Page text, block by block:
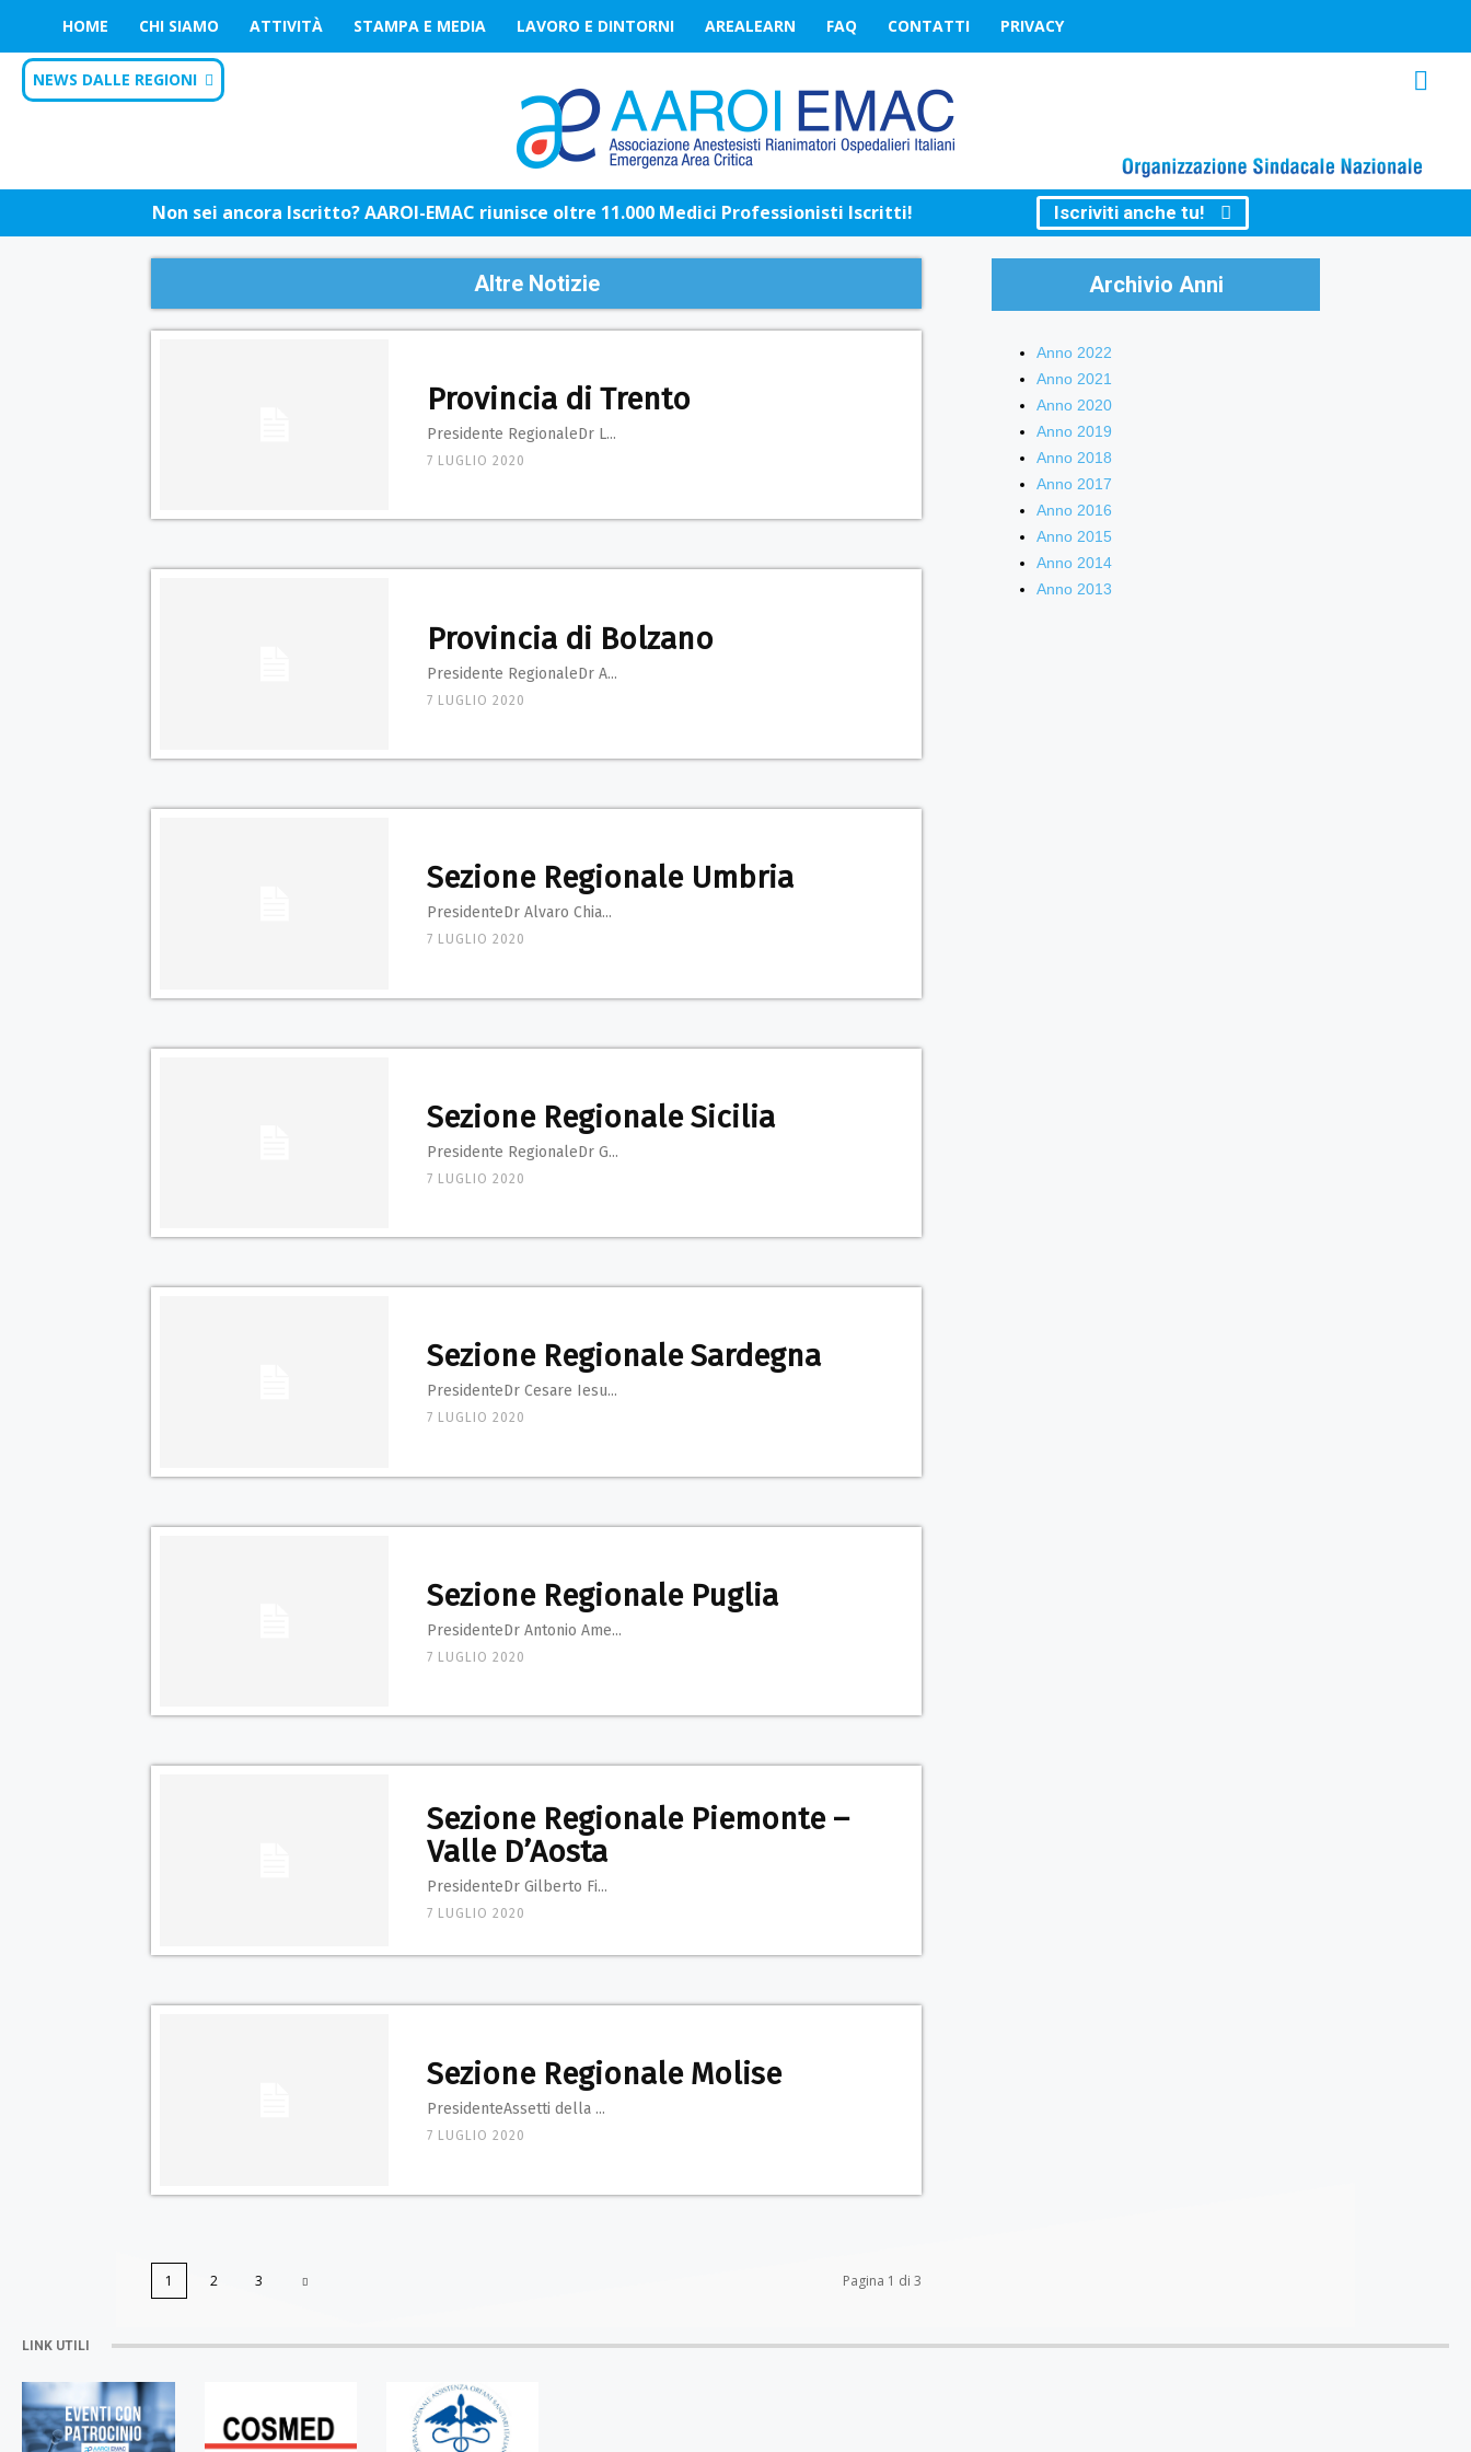
HOME CHI SIAMO ATTIVITÀ STAMPA E MEDIA LAVORO E DINTORNI AREALEARN FAQ CONTATTI PRIVACY
NEWS DALLE REGIONI
Non sei ancora Iscritto? AAROI-EMAC riunisce oltre 11.000 Medici Professionisti Iscritti! Iscriviti anche tu!
Altre Notizie
Provincia di Trento
Presidente RegionaleDr L...
7 LUGLIO 2020
Provincia di Bolzano
Presidente RegionaleDr A...
7 LUGLIO 2020
Sezione Regionale Umbria
PresidenteDr Alvaro Chia...
7 LUGLIO 2020
Sezione Regionale Sicilia
Presidente RegionaleDr G...
7 LUGLIO 2020
Sezione Regionale Sardegna
PresidenteDr Cesare Iesu...
7 LUGLIO 2020
Sezione Regionale Puglia
PresidenteDr Antonio Ame...
7 LUGLIO 2020
Sezione Regionale Piemonte –
Valle D’Aosta
PresidenteDr Gilberto Fi...
7 LUGLIO 2020
Sezione Regionale Molise
PresidenteAssetti della ...
7 LUGLIO 2020
1 2 3 Pagina 1 di 3
Archivio Anni
Anno 2022
Anno 2021
Anno 2020
Anno 2019
Anno 2018
Anno 2017
Anno 2016
Anno 2015
Anno 2014
Anno 2013
LINK UTILI